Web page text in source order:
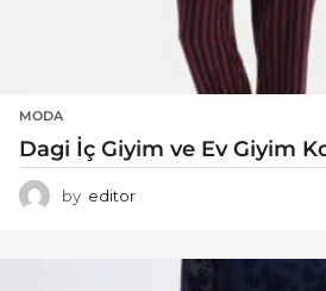
MODA
Dagi İç Giyim ve Ev Giyim
by editor